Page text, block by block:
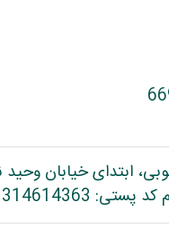
ابتدای خیابان